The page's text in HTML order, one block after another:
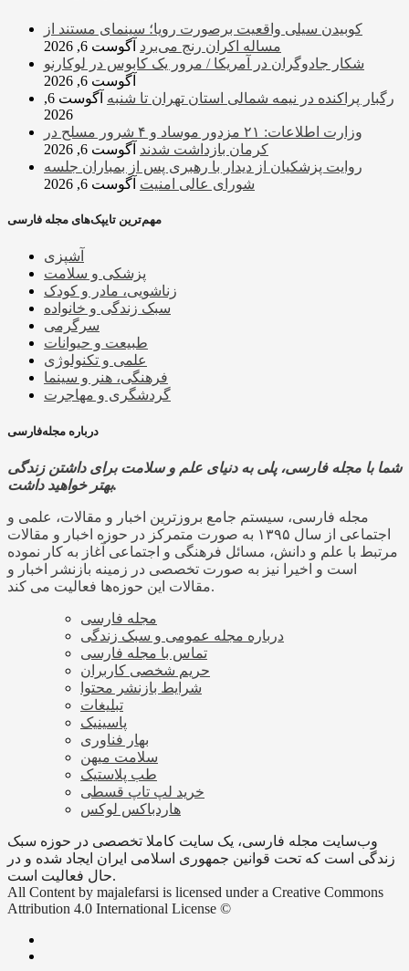
کوبیدن سیلی واقعیت برصورت رویا؛ سینمای مستند از
مساله اکران رنج می‌برد آگوست 6, 2026
شکار جادوگران در آمریکا / مرور یک کابوس در لوکارنو
آگوست 6, 2026
رگبار پراکنده در نیمه شمالی استان تهران تا شنبه
آگوست 6,
2026
وزارت اطلاعات: ۲۱ مزدور موساد و ۴ شرور مسلح در
کرمان بازداشت شدند آگوست 6, 2026
روایت پزشکیان از دیدار با رهبری پس از بمباران جلسه
شورای عالی امنیت آگوست 6, 2026
مهم‌ترین تایپک‌های مجله فارسی
آشپزی
پزشکی و سلامت
زناشویی، مادر و کودک
سبک زندگی و خانواده
سرگرمی
طبیعت و حیوانات
علمی و تکنولوژی
فرهنگی، هنر و سینما
گردشگری و مهاجرت
درباره مجله‌فارسی
شما با مجله فارسی، پلی به دنیای علم و سلامت برای داشتن زندگی
بهتر خواهید داشت.
مجله فارسی، سیستم جامع بروزترین اخبار و مقالات، علمی و
اجتماعی از سال ۱۳۹۵ به صورت متمرکز در حوزه اخبار و مقالات
مرتبط با علم و دانش، مسائل فرهنگی و اجتماعی آغاز به کار نموده
است و اخیرا نیز به صورت تخصصی در زمینه بازنشر اخبار و
مقالات این حوزه‌ها فعالیت می کند.
مجله فارسی
درباره مجله عمومی و سبک زندگی
تماس با مجله فارسی
حریم شخصی کاربران
شرایط بازنشر محتوا
تبلیغات
پاسینیک
بهار فناوری
سلامت میهن
طب پلاستیک
خرید لپ تاپ قسطی
هاردباکس لوکس
وب‌سایت مجله فارسی، یک سایت کاملا تخصصی در حوزه سبک
زندگی است که تحت قوانین جمهوری اسلامی ایران ایجاد شده و در
حال فعالیت است.
All Content by majalefarsi is licensed under a Creative Commons
Attribution 4.0 International License ©️